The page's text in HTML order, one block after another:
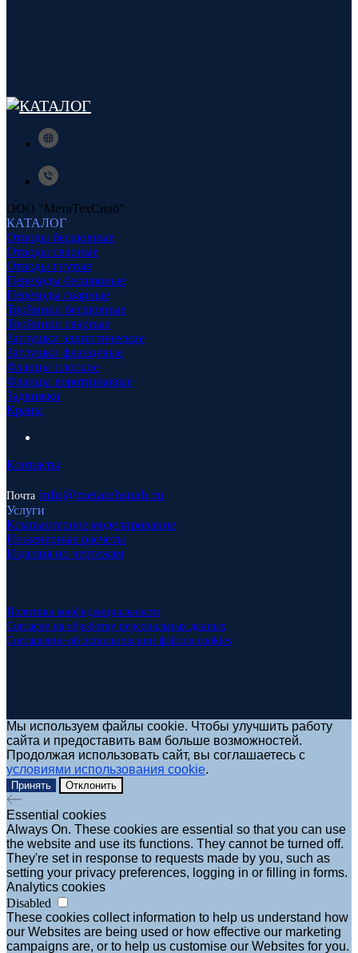
ООО "МетаТехСнаб"
КАТАЛОГ
Отводы бесшовные
Отводы сварные
Отводы гнутые
Переходы бесшовные
Переходы сварные
Тройники бесшовные
Тройники сварные
Заглушки эллиптические
Заглушки фланцевые
Фланцы плоские
Фланцы воротниковые
Задвижки
Краны
Контакты
Почта info@metatehsnab.ru
Услуги
Компьютерное моделирование
Инженерные расчеты
Изделия по чертежам
Политика конфиденциальности
Согласие на обработку персональных данных
Соглашение об использовании файлов cookies
Мы используем файлы cookie. Чтобы улучшить работу
сайта и предоставить вам больше возможностей.
Продолжая использовать сайт, вы соглашаетесь с
условиями использования cookie.
Принять Отклонить
Essential cookies
Always On. These cookies are essential so that you can use
the website and use its functions. They cannot be turned off.
They're set in response to requests made by you, such as
setting your privacy preferences, logging in or filling in forms.
Analytics cookies
Disabled
These cookies collect information to help us understand how
our Websites are being used or how effective our marketing
campaigns are, or to help us customise our Websites for you.